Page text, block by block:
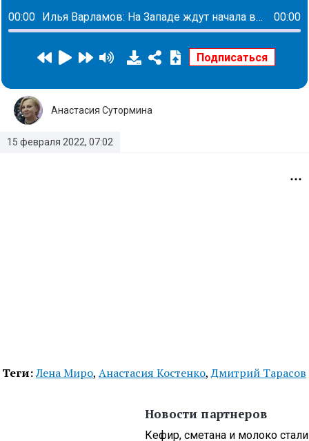
00:00 Илья Варламов: На Западе ждут начала войны между Россией и Украиной также, как открытия Олимпиады 00:00
15 февраля 2022, 07:02
Анастасия Сутормина
Теги:Лена Миро, Анастасия Костенко,Дмитрий Тарасов
Новости партнеров
Кефир, сметана и молоко стали